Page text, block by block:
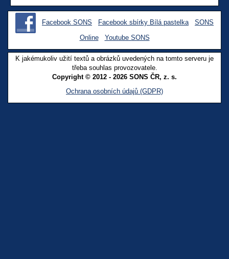
Facebook SONS Facebook sbírky Bílá pastelka
SONS
Online
Youtube SONS
K jakémukoliv užití textů a obrázků uvedených na tomto serveru je
třeba souhlas provozovatele.
Copyright © 2012 - 2026 SONS ČR, z. s.
Ochrana osobních údajů (GDPR)